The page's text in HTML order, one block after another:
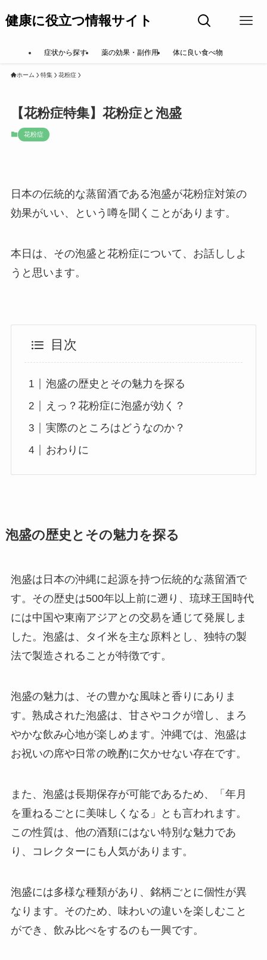
健康に役立つ情報サイト
症状から探す 薬の効果・副作用 体に良い食べ物
ホーム 特集 花粉症
【花粉症特集】花粉症と泡盛
花粉症
日本の伝統的な蒸留酒である泡盛が花粉症対策の
効果がいい、という噂を聞くことがあります。
本日は、その泡盛と花粉症について、お話ししよ
うと思います。
目次
泡盛の歴史とその魅力を探る
えっ？花粉症に泡盛が効く？
実際のところはどうなのか？
おわりに
泡盛の歴史とその魅力を探る
泡盛は日本の沖縄に起源を持つ伝統的な蒸留酒で
す。その歴史は500年以上前に遡り、琉球王国時代
には中国や東南アジアとの交易を通じて発展しま
した。泡盛は、タイ米を主な原料とし、独特の製
法で製造されることが特徴です。
泡盛の魅力は、その豊かな風味と香りにありま
す。熟成された泡盛は、甘さやコクが増し、まろ
やかな飲み心地が楽しめます。沖縄では、泡盛は
お祝いの席や日常の晩酌に欠かせない存在です。
また、泡盛は長期保存が可能であるため、「年月
を重ねるごとに美味しくなる」とも言われます。
この性質は、他の酒類にはない特別な魅力であ
り、コレクターにも人気があります。
泡盛には多様な種類があり、銘柄ごとに個性が異
なります。そのため、味わいの違いを楽しむこと
ができ、飲み比べをするのも一興です。